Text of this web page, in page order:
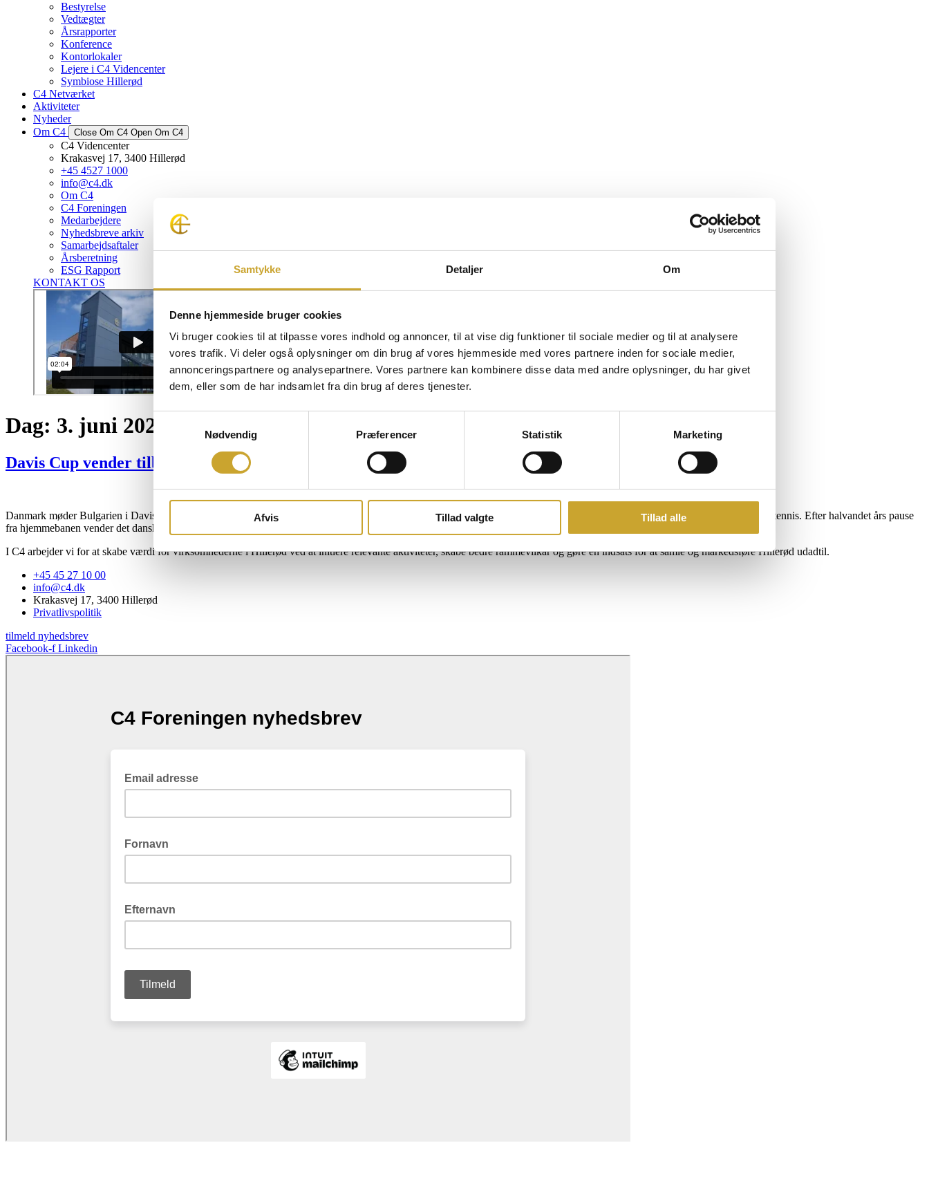
Samtykke Detaljer Om
Denne hjemmeside bruger cookies
Vi bruger cookies til at tilpasse vores indhold og annoncer, til at vise dig funktioner til sociale medier og til at analysere
vores trafik. Vi deler også oplysninger om din brug af vores hjemmeside med vores partnere inden for sociale medier,
annonceringspartnere og analysepartnere. Vores partnere kan kombinere disse data med andre oplysninger, du har givet
dem, eller som de har indsamlet fra din brug af deres tjenester.
Samtykkevalg
Nødvendig
Præferencer Statistik Marketing
Afvis Tillad valgte Tillad alle
Bestyrelse
Vedtægter
Årsrapporter
Konference
Kontorlokaler
Lejere i C4 Videncenter
Symbiose Hillerød
C4 Netværket
Aktiviteter
Nyheder
Om C4
Close Om C4 Open Om C4
C4 Videncenter
Krakasvej 17, 3400 Hillerød
+45 4527 1000
info@c4.dk
Om C4
C4 Foreningen
Medarbejdere
Nyhedsbreve arkiv
Samarbejdsaftaler
Årsberetning
ESG Rapport
KONTAKT OS
Dag: 3. juni 2026
Davis Cup vender tilbage til Hillerød: Danmark møder Bulgarien i Royal Stage
Danmark møder Bulgarien i Davis Cup World Group I den 18. og 19. september 2026. Kampen spilles i Royal Stage i Hillerød, som igen bliver vært for international topklasse-tennis. Efter halvandet års pause
fra hjemmebanen vender det danske Davis Cup-hold tilbage til Hillerød. Den 18. og 19. september danner Royal Stage ramme om opgøret mellem […]
I C4 arbejder vi for at skabe værdi for virksomhederne i Hillerød ved at initiere relevante aktiviteter, skabe bedre rammevilkår og gøre en indsats for at samle og markedsføre Hillerød udadtil.
+45 45 27 10 00
info@c4.dk
Krakasvej 17, 3400 Hillerød
Privatlivspolitik
tilmeld nyhedsbrev
Facebook-f Linkedin